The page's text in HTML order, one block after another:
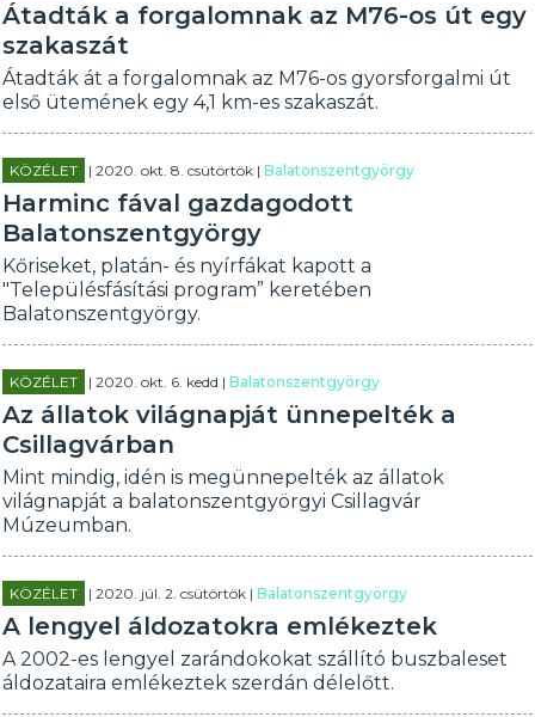
Átadták a forgalomnak az M76-os út egy
szakaszát
Átadták át a forgalomnak az M76-os gyorsforgalmi út
első ütemének egy 4,1 km-es szakaszát.
KÖZÉLET | 2020. okt. 8. csütörtök |Balatonszentgyörgy
Harminc fával gazdagodott
Balatonszentgyörgy
Kőriseket, platán- és nyírfákat kapott a
"Településfásítási program” keretében
Balatonszentgyörgy.
KÖZÉLET | 2020. okt. 6. kedd |Balatonszentgyörgy
Az állatok világnapját ünnepelték a
Csillagvárban
Mint mindig, idén is megünnepelték az állatok
világnapját a balatonszentgyörgyi Csillagvár
Múzeumban.
KÖZÉLET | 2020. júl. 2. csütörtök |Balatonszentgyörgy
A lengyel áldozatokra emlékeztek
A 2002-es lengyel zarándokokat szállító buszbaleset
áldozataira emlékeztek szerdán délelőtt.